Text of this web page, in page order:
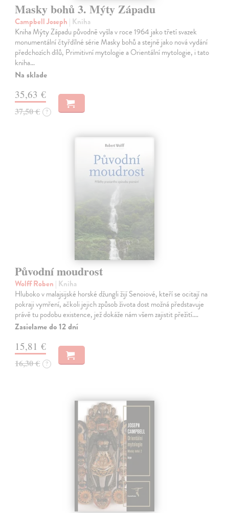
Masky bohů 3. Mýty Západu
Campbell Joseph | Kniha
Kniha Mýty Západu původně vyšla v roce 1964 jako třetí svazek
monumentální čtyřdílné série Masky bohů a stejně jako nová vydání
předchozích dílů, Primitivní mytologie a Orientální mytologie, i tato
kniha…
Na sklade
35,63 €
37,50 € ?
Původní moudrost
Wolff Roben | Kniha
Hluboko v malajsijské horské džungli žijí Senoiové, kteří se ocitají na
pokraji vymření, ačkoli jejich způsob života dost možná představuje
právě tu podobu existence, jež dokáže nám všem zajistit přežití.…
Zasielame do 12 dní
15,81 €
16,30 € ?